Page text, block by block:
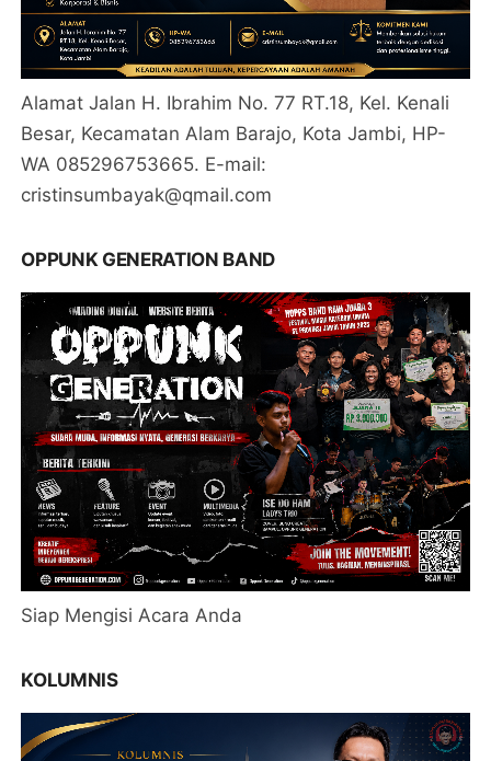
Alamat Jalan H. Ibrahim No. 77 RT.18, Kel. Kenali
Besar, Kecamatan Alam Barajo, Kota Jambi, HP-
WA 085296753665. E-mail:
cristinsumbayak@qmail.com
OPPUNK GENERATION BAND
Siap Mengisi Acara Anda
KOLUMNIS